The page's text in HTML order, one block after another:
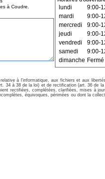
à Coudre.
lundi 9:00-
mardi
9:00-
mercredi
9:00-
jeudi
9:00-
vendredi
9:00-
samedi
9:00-
dimanche Fermé
à l'informatique, aux fichiers et aux
34 à 38 de la loi) et de rectification (art. 36 de la
rectifiées, complétées, clarifiées, mises à
équivoques, périmées ou dont la